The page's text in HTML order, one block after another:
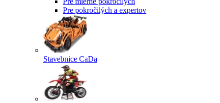
Pre pokročilých a expertov
Stavebnice CaDa